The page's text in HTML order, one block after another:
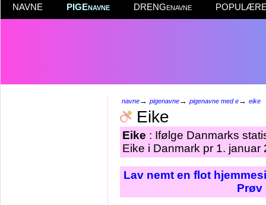
NAVNE PIGEnavne DRENGenavne POPULÆRE
navne→ pigenavne→ pigenavne med e→ eike
Eike
Eike : Ifølge Danmarks
Eike i Danmark pr 1. januar
Lav nemt en flot
Prøv